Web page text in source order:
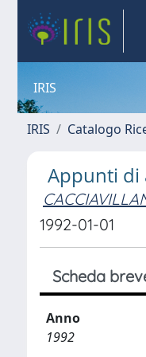
IRIS
IRIS Catalogo
Appunti di
1992-01-01
Scheda
Anno
1992